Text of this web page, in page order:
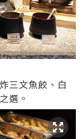
三文魚餃、白
選。